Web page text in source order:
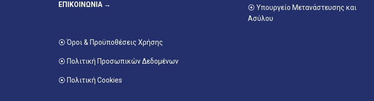
ΕΠΙΚΟΙΝΩΝΙΑ →
⦿ Όροι & Προϋποθέσεις Χρήσης
⦿ Πολιτική Προσωπικών Δεδομένων
⦿ Πολιτική Cookies
⦿ Υπουργείο Μετανάστευσης και
Ασύλου